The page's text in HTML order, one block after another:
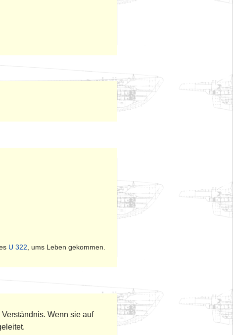
U 322 , ums Leben gekommen.
Wenn sie auf